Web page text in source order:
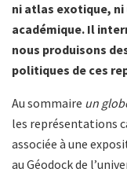
ni atlas exotique,
académique. Il
nous produisons
politiques de ces
Au sommaire un
les représentations
associée à une
au Géodock de